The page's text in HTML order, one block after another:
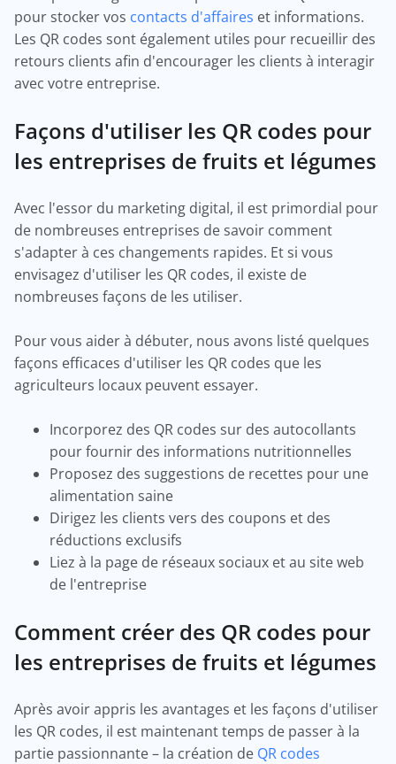
pour stocker vos contacts d'affaires et informations.
Les QR codes sont également utiles pour recueillir des
retours clients afin d'encourager les clients à interagir
avec votre entreprise.
Façons d'utiliser les QR codes pour
les entreprises de fruits et légumes
Avec l'essor du marketing digital, il est primordial pour
de nombreuses entreprises de savoir comment
s'adapter à ces changements rapides. Et si vous
envisagez d'utiliser les QR codes, il existe de
nombreuses façons de les utiliser.
Pour vous aider à débuter, nous avons listé quelques
façons efficaces d'utiliser les QR codes que les
agriculteurs locaux peuvent essayer.
Incorporez des QR codes sur des autocollants
pour fournir des informations nutritionnelles
Proposez des suggestions de recettes pour une
alimentation saine
Dirigez les clients vers des coupons et des
réductions exclusifs
Liez à la page de réseaux sociaux et au site web
de l'entreprise
Comment créer des QR codes pour
les entreprises de fruits et légumes
Après avoir appris les avantages et les façons d'utiliser
les QR codes, il est maintenant temps de passer à la
partie passionnante – la création de QR codes